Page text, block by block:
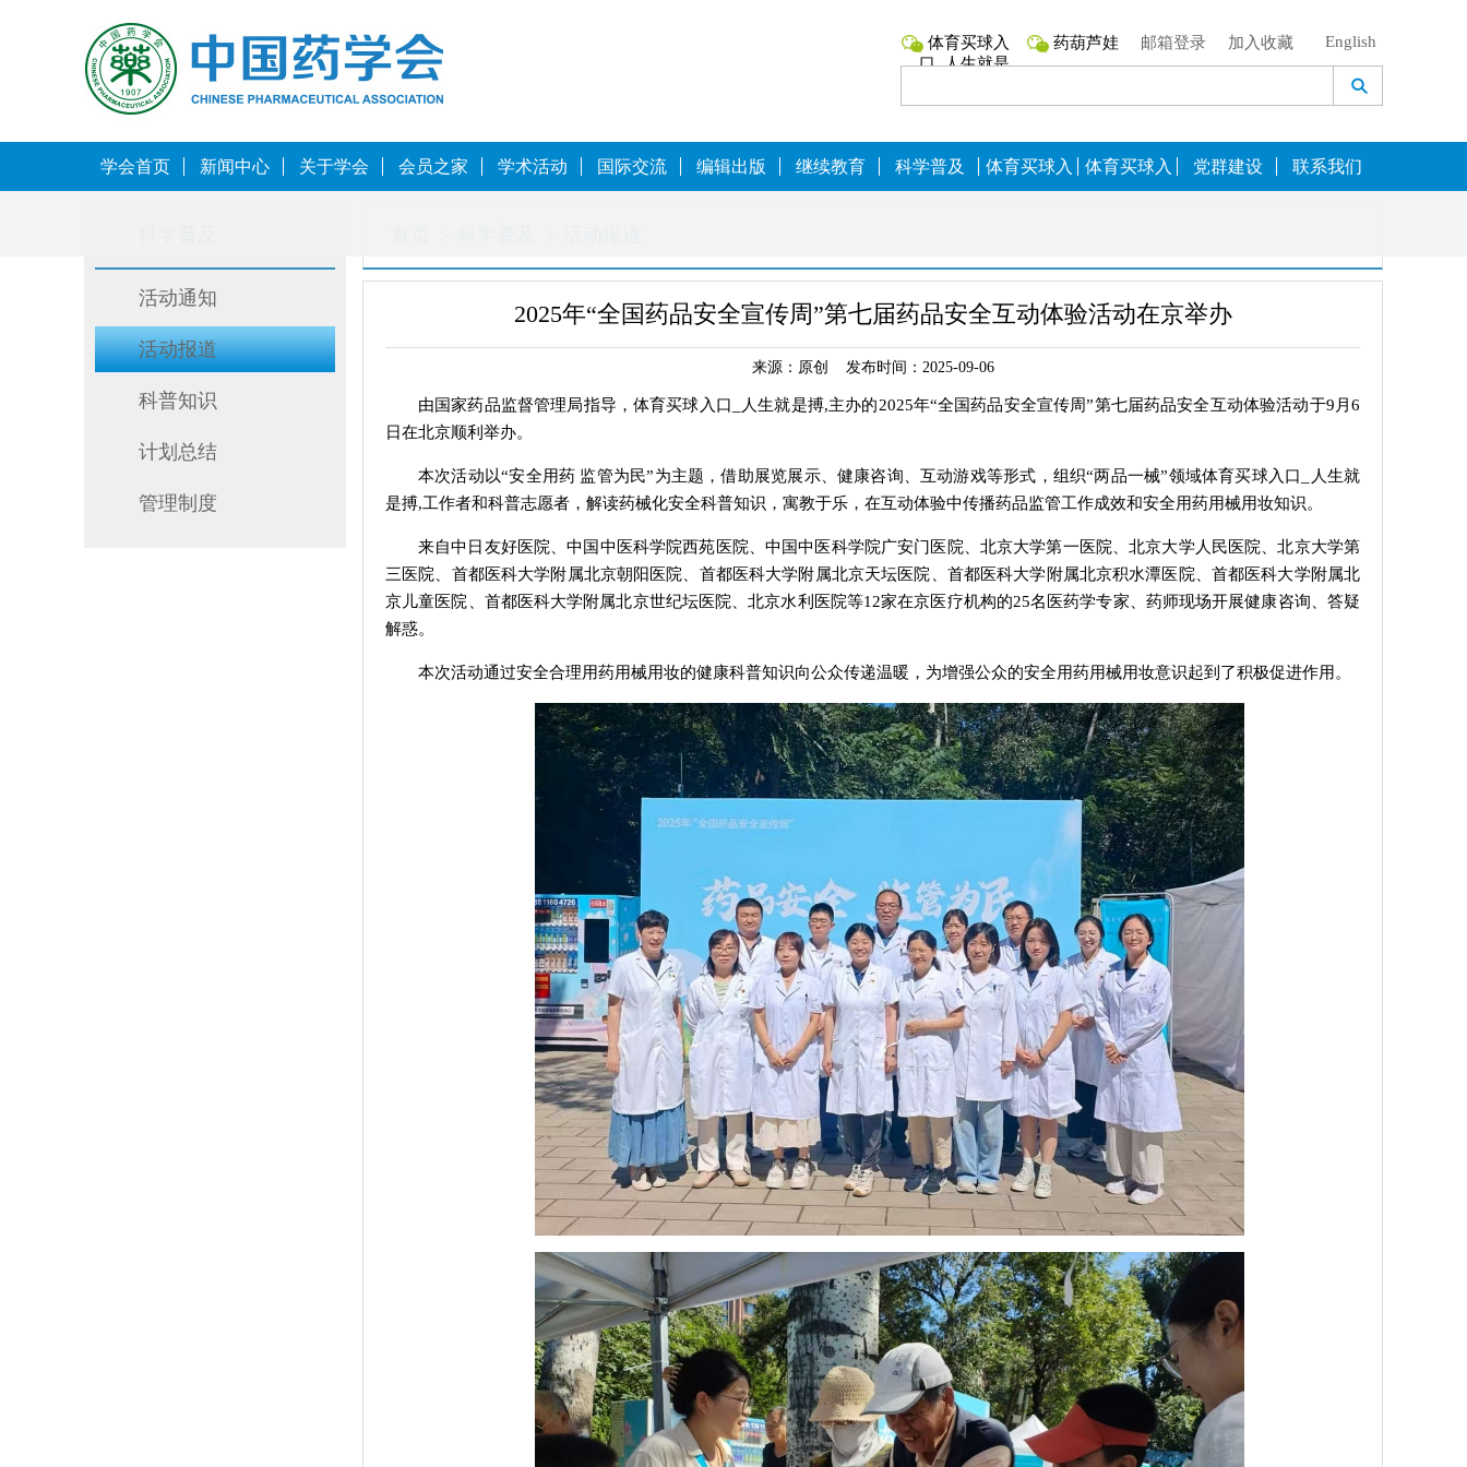
体育买球入
口_人生就是
药葫芦娃 邮箱登录 加入收藏 English
学会首页 新闻中心 关于学会 会员之家 学术活动 国际交流 编辑出版 继续教育 科学普及 体育买球入
搏,奖励
体育买球入
搏,咨询
党群建设 联系我们
活动通知
活动报道
科普知识
计划总结
管理制度
2025年“全国药品安全宣传周”第七届药品安全互动体验活动在京举办
来源：原创 发布时间：2025-09-06
由国家药品监督管理局指导，体育买球入口_人生就是搏,主办的2025年“全国药品安全宣传周”第七届药品安全互动体验活动于9月6
日在北京顺利举办。
本次活动以“安全用药 监管为民”为主题，借助展览展示、健康咨询、互动游戏等形式，组织“两品一械”领域体育买球入口_人生就
是搏,工作者和科普志愿者，解读药械化安全科普知识，寓教于乐，在互动体验中传播药品监管工作成效和安全用药用械用妆知识。
来自中日友好医院、中国中医科学院西苑医院、中国中医科学院广安门医院、北京大学第一医院、北京大学人民医院、北京大学第
三医院、首都医科大学附属北京朝阳医院、首都医科大学附属北京天坛医院、首都医科大学附属北京积水潭医院、首都医科大学附属北
京儿童医院、首都医科大学附属北京世纪坛医院、北京水利医院等12家在京医疗机构的25名医药学专家、药师现场开展健康咨询、答疑
解惑。
本次活动通过安全合理用药用械用妆的健康科普知识向公众传递温暖，为增强公众的安全用药用械用妆意识起到了积极促进作用。